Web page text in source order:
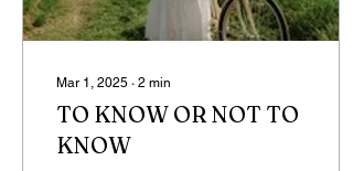
Mar 1, 2025 ∙ 2 min
TO KNOW OR NOT TO
KNOW